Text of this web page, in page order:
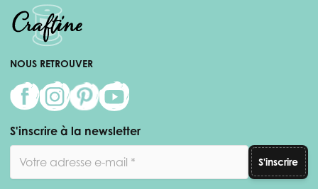
NOUS RETROUVER
S'inscrire à la newsletter
S'inscrire